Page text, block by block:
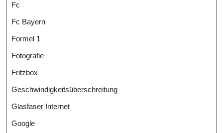
Fc
Fc Bayern
Formel 1
Fotografie
Fritzbox
Geschwindigkeitsüberschreitung
Glasfaser Internet
Google